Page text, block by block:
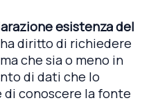
esistenza del
diritto di richiedere
che sia o meno in
di dati che lo
di conoscere la fonte